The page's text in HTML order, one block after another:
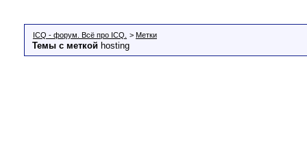
ICQ - форум. Всё про ICQ. > Метки
Темы с меткой hosting